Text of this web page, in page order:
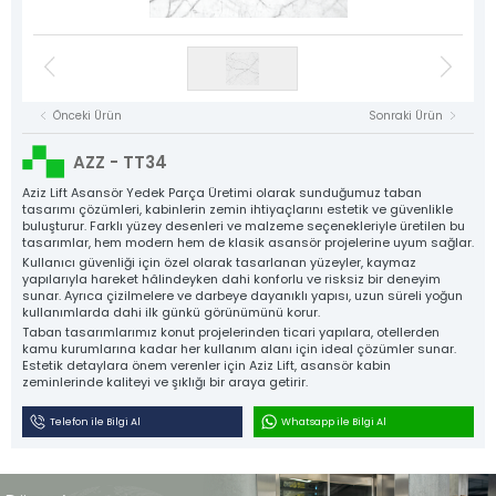
Aziz Lift
The Power Behind Every Lift
KURUMSAL
ÜRÜNLER
ÜRETİM
KALİTE
KATALOG
İLETİŞİM
NYAF Kablolar
Halat Şişeleri
Döküm Ray Tırnakları
Plastik Grubu
Asansör Yedek Parçaları
NYAF Kablolar
Flexible Kablolar
Hız Regülatörü
Gergi Kasnakları
Halat Şişeleri
Döküm Ray Tırnakları
Sac Tırnaklar
Denge Zinciri ve Aparatları
Plastik Grubu
Önceki Ürün Sonraki Ürün
AZZ - TT34
Aziz Lift Asansör Yedek Parça Üretimi olarak sunduğumuz taban
tasarımı çözümleri, kabinlerin zemin ihtiyaçlarını estetik ve güvenlikle
buluşturur. Farklı yüzey desenleri ve malzeme seçenekleriyle üretilen bu
tasarımlar, hem modern hem de klasik asansör projelerine uyum sağlar.
Kullanıcı güvenliği için özel olarak tasarlanan yüzeyler, kaymaz
yapılarıyla hareket hâlindeyken dahi konforlu ve risksiz bir deneyim
sunar. Ayrıca çizilmelere ve darbeye dayanıklı yapısı, uzun süreli yoğun
kullanımlarda dahi ilk günkü görünümünü korur.
Taban tasarımlarımız konut projelerinden ticari yapılara, otellerden
kamu kurumlarına kadar her kullanım alanı için ideal çözümler sunar.
Estetik detaylara önem verenler için Aziz Lift, asansör kabin
zeminlerinde kaliteyi ve şıklığı bir araya getirir.
Telefon ile Bilgi Al Whatsapp ile Bilgi Al